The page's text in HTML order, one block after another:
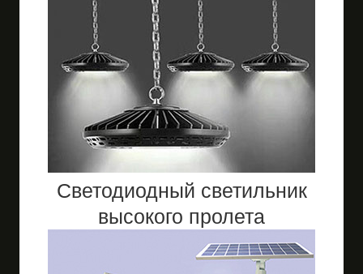
Светодиодный светильник
высокого пролета